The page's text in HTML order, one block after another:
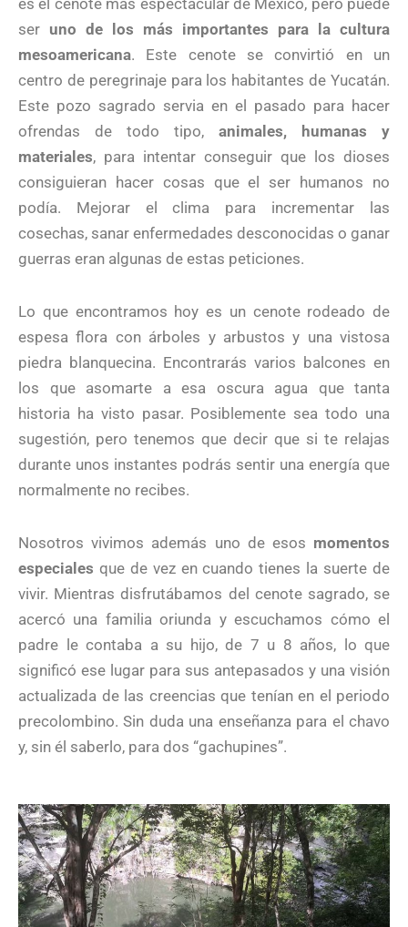
es el cenote más espectacular de México, pero puede
ser uno de los más importantes para la cultura
mesoamericana. Este cenote se convirtió en un
centro de peregrinaje para los habitantes de Yucatán.
Este pozo sagrado servia en el pasado para hacer
ofrendas de todo tipo, animales, humanas y
materiales, para intentar conseguir que los dioses
consiguieran hacer cosas que el ser humanos no
podía. Mejorar el clima para incrementar las
cosechas, sanar enfermedades desconocidas o ganar
guerras eran algunas de estas peticiones.
Lo que encontramos hoy es un cenote rodeado de
espesa flora con árboles y arbustos y una vistosa
piedra blanquecina. Encontrarás varios balcones en
los que asomarte a esa oscura agua que tanta
historia ha visto pasar. Posiblemente sea todo una
sugestión, pero tenemos que decir que si te relajas
durante unos instantes podrás sentir una energía que
normalmente no recibes.
Nosotros vivimos además uno de esos momentos
especiales que de vez en cuando tienes la suerte de
vivir. Mientras disfrutábamos del cenote sagrado, se
acercó una familia oriunda y escuchamos cómo el
padre le contaba a su hijo, de 7 u 8 años, lo que
significó ese lugar para sus antepasados y una visión
actualizada de las creencias que tenían en el periodo
precolombino. Sin duda una enseñanza para el chavo
y, sin él saberlo, para dos “gachupines”.